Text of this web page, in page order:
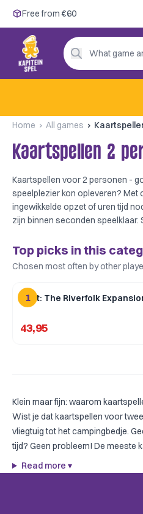
Free from €60
Next day delivery ✓
Personal advice
4,9/5 —
200+ reviews
Free from €60
What game are
Home All games
Kaartspellen 2
Kaartspellen voor 2 personen -
speelplezier kon opleveren? Met
ingewikkelde opzet of uren tijd
zijn binnen seconden speelklaar.
Top picks in this
Chosen most often by other
1
Root: The Riverfolk
43,95
Klein maar fijn: waarom
Wist je dat kaartspellen voor
vliegtuig tot het campingbedje.
tijd? Geen probleem! De meeste
Read more ▾